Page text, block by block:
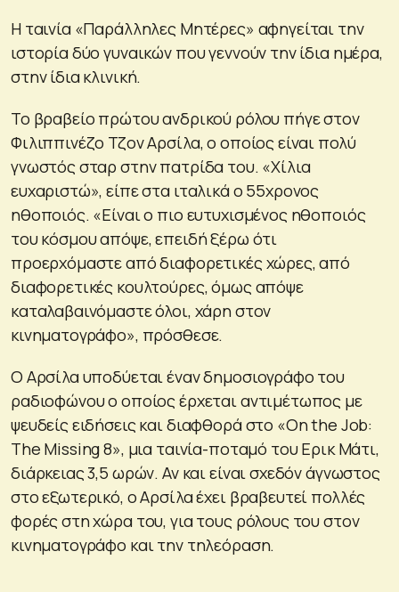
Η ταινία «Παράλληλες Μητέρες» αφηγείται την
ιστορία δύο γυναικών που γεννούν την ίδια ημέρα,
στην ίδια κλινική.
Το βραβείο πρώτου ανδρικού ρόλου πήγε στον
Φιλιππινέζο Τζον Αρσίλα, ο οποίος είναι πολύ
γνωστός σταρ στην πατρίδα του. «Χίλια
ευχαριστώ», είπε στα ιταλικά ο 55χρονος
ηθοποιός. «Είναι ο πιο ευτυχισμένος ηθοποιός
του κόσμου απόψε, επειδή ξέρω ότι
προερχόμαστε από διαφορετικές χώρες, από
διαφορετικές κουλτούρες, όμως απόψε
καταλαβαινόμαστε όλοι, χάρη στον
κινηματογράφο», πρόσθεσε.
Ο Αρσίλα υποδύεται έναν δημοσιογράφο του
ραδιοφώνου ο οποίος έρχεται αντιμέτωπος με
ψευδείς ειδήσεις και διαφθορά στο «On the Job:
The Missing 8», μια ταινία-ποταμό του Ερικ Μάτι,
διάρκειας 3,5 ωρών. Αν και είναι σχεδόν άγνωστος
στο εξωτερικό, ο Αρσίλα έχει βραβευτεί πολλές
φορές στη χώρα του, για τους ρόλους του στον
κινηματογράφο και την τηλεόραση.